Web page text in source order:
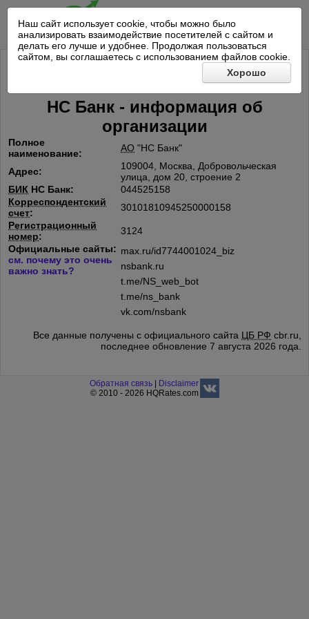
Наш сайт использует cookie, чтобы можно было
анализировать взаимодействие посетителей с сайтом и
делать его лучше и удобнее. Продолжая пользоваться
сайтом, вы соглашаетесь с использованием файлов cookie.
Хорошо
НС Банк - информация об
организации
Полное
наименование:
АО "НС Банк"
Адрес:
109004, Москва, Добровольческая
улица, дом 20, строение 2
БИК НС Банк:
044525158
Корреспондентский
счет:
30101810945250000158
Регистрационный
номер:
3124
Официальные сайты:
см. почему это очень
важно знать?
max.ru/id7744001024_biz
nsbank.ru
t.me/NS_web_bot
t.me/ns_bank
vk.com/nsbank
Все данные получены с официального сайта ЦБ РФ cbr.ru,
последнее обновление 7 августа 2026 года.
Обратная связь
Disclaimer
© 2010 - 2026 HQRates.com